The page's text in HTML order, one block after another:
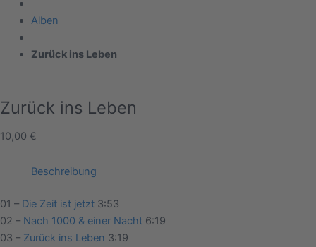
Alben
Zurück ins Leben
Zurück ins Leben
10,00 €
Beschreibung
01 – Die Zeit ist jetzt 3:53
02 – Nach 1000 & einer Nacht 6:19
03 – Zurück ins Leben 3:19